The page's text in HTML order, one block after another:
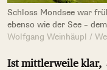
Schloss Mondsee war
ebenso wie der See –
Wolfgang Weinhäupl /
Ist mittlerweile klar,